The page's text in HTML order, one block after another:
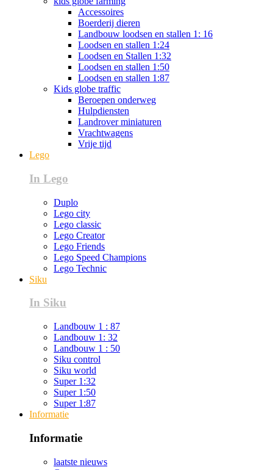
Accessoires
Boerderij dieren
Landbouw loodsen en stallen 1: 16
Loodsen en stallen 1:24
Loodsen en Stallen 1:32
Loodsen en stallen 1:50
Loodsen en stallen 1:87
Kids globe traffic
Beroepen onderweg
Hulpdiensten
Landrover miniaturen
Vrachtwagens
Vrije tijd
Lego
In Lego
Duplo
Lego city
Lego classic
Lego Creator
Lego Friends
Lego Speed Champions
Lego Technic
Siku
In Siku
Landbouw 1 : 87
Landbouw 1: 32
Landbouw 1 : 50
Siku control
Siku world
Super 1:32
Super 1:50
Super 1:87
Informatie
Informatie
laatste nieuws